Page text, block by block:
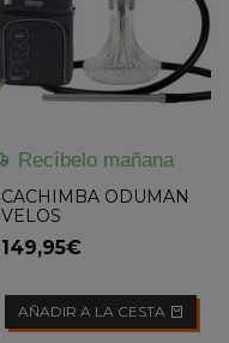
Recíbelo mañana
CACHIMBA ODUMAN
VELOS
149,95€
AÑADIR A LA CESTA